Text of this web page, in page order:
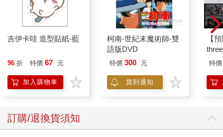
吉伊卡哇 造型貼紙-藍
96 折 特價 67 元
加入購物車
柯南-世紀末魔術師-雙
語版DVD
特價 300 元
貨到通知
【
VA
特價
訂購/退換貨須知